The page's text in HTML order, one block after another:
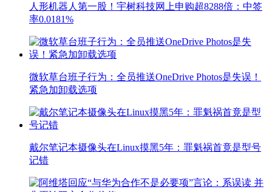
人形机器人第一股！宇树科技网上申购超8288倍：中签
率0.0181%
微软草台班子行为：全员推送OneDrive Photos是失误！
紧急加卸载选项
戴尔笔记本摄像头在Linux摸黑5年：罪魁祸首竟是型号
记错